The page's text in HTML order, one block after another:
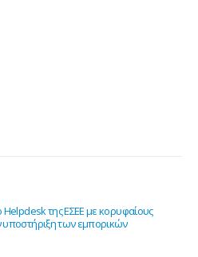
Helpdesk της ΕΣΕΕ με κορυφαίους
υποστήριξη των εμπορικών